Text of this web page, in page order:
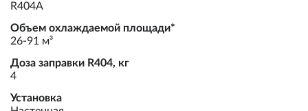
R404A
Объем охлаждаемой площади*
26-91 м³
Доза заправки R404, кг
4
Установка